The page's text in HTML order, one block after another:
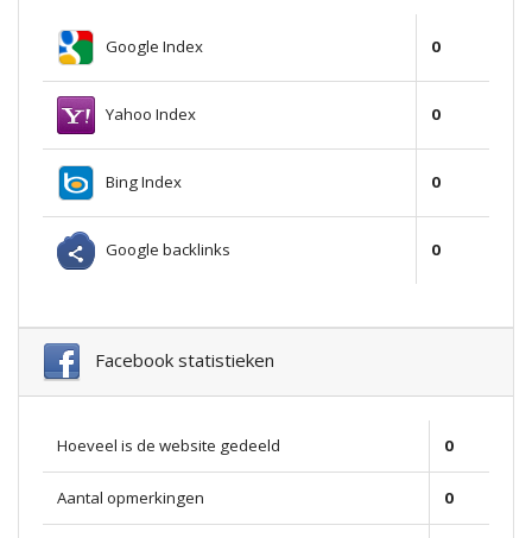
Google Index 0
Yahoo Index 0
Bing Index 0
Google backlinks 0
Facebook statistieken
Hoeveel is de website gedeeld 0
Aantal opmerkingen 0